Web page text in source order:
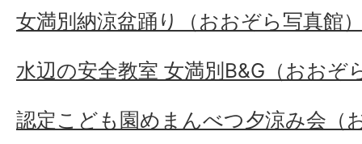
女満別納涼盆踊り（おおぞら写真館
水辺の安全教室 女満別B&G（おおぞ
認定こども園めまんべつ夕涼み会（